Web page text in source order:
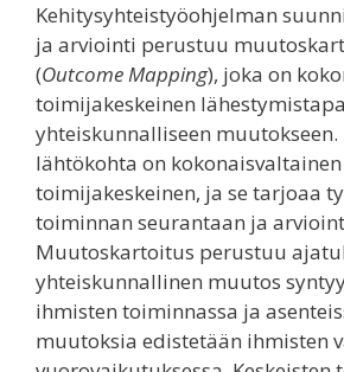
Kehitysyhteistyöohjelman
ja arviointi perustuu
(Outcome Mapping), joka on
toimijakeskeinen lähestymistapa
yhteiskunnalliseen
lähtökohta on
toimijakeskeinen, ja se tarjoaa
toiminnan seurantaan ja
Muutoskartoitus perustuu
yhteiskunnallinen muutos
ihmisten toiminnassa ja
muutoksia edistetään ihmisten